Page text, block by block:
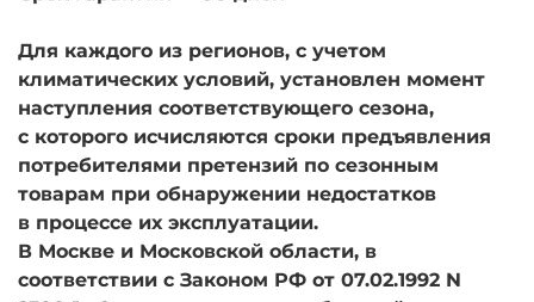
Для каждого из регионов, с учетом
климатических условий, установлен момент
наступления соответствующего сезона,
с которого исчисляются сроки предъявления
потребителями претензий по сезонным
товарам при обнаружении недостатков
в процессе их эксплуатации.
В Москве и Московской области, в
соответствии с Законом РФ от 07.02.1992 N